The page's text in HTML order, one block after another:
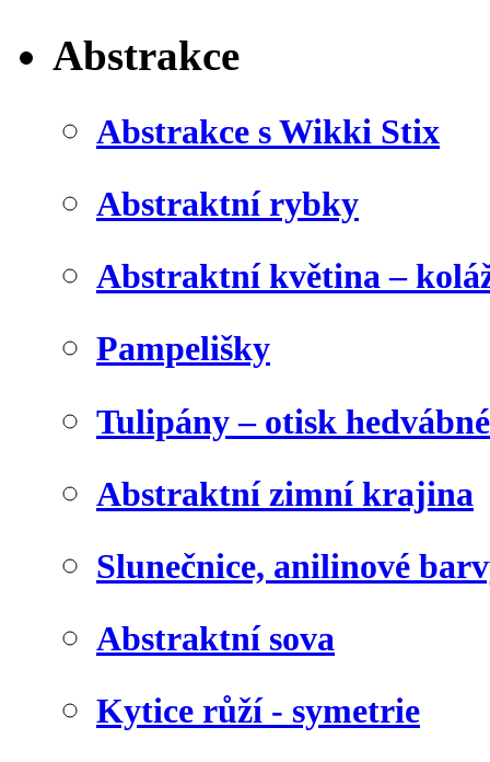
Abstrakce
Abstrakce s Wikki Stix
Abstraktní rybky
Abstraktní květina –
Pampelišky
Tulipány – otisk
Abstraktní zimní krajina
Slunečnice, anilinové
Abstraktní sova
Kytice růží - symetrie